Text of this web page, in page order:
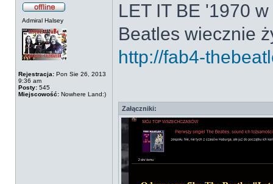
Admiral Halsey
Rejestracja: Pon Sie 26, 2013
9:36 am
Posty: 545
Miejscowość: Nowhere Land:)
LET IT BE '1970
Beatles wiecznie
http://fab4-
Załączniki: